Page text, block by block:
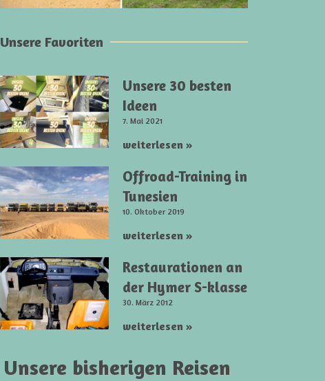
Unsere Favoriten
Unsere 30 besten
Ideen
7. Mai 2021
weiterlesen »
Offroad-Training in
Tunesien
10. Oktober 2019
weiterlesen »
Restaurationen an
der Hymer S-klasse
30. März 2012
weiterlesen »
Unsere bisherigen Reisen